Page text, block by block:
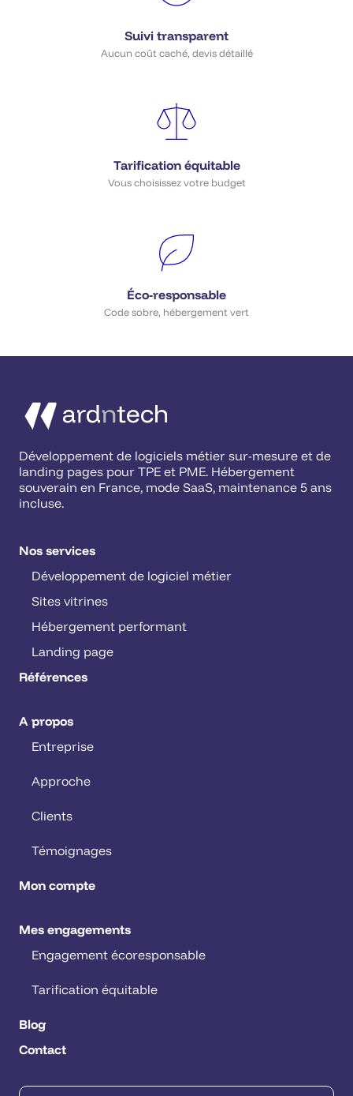
Suivi transparent
Aucun coût caché, devis détaillé
Tarification équitable
Vous choisissez votre budget
Éco-responsable
Code sobre, hébergement vert
Développement de logiciels métier sur-mesure et de
landing pages pour TPE et PME. Hébergement
souverain en France, mode SaaS, maintenance 5 ans
incluse.
Nos services
Développement de logiciel métier
Sites vitrines
Hébergement performant
Landing page
Références
A propos
Entreprise
Approche
Clients
Témoignages
Mon compte
Mes engagements
Engagement écoresponsable
Tarification équitable
Blog
Contact